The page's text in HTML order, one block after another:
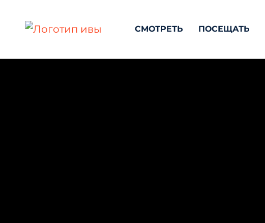
СМОТРЕТЬ ПОСЕЩАТЬ